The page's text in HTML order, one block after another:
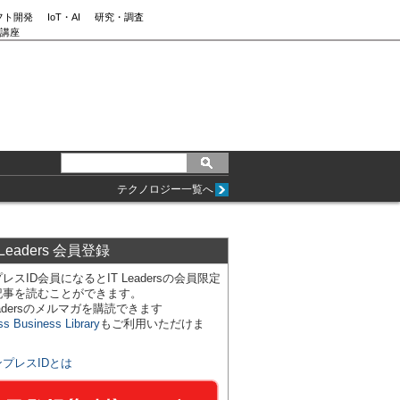
ト開発 IoT・AI
研究・調査
座
テクノロジー一覧へ
会員登録
スID会員になるとIT Leadersの会員限定
を読むことができます。
のメルマガを購読できます
Business Libraryもご利用いただけま
プレスIDとは